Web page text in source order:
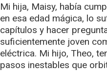
Mi hija, Maisy, había
en esa edad mágica, lo
capítulos y hacer
suficientemente joven
eléctrica. Mi hijo, Theo,
pasos inestables que